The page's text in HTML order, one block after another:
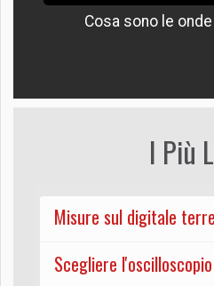
Cosa sono le
I Più
Misure sul digitale
Scegliere l'oscilloscopio